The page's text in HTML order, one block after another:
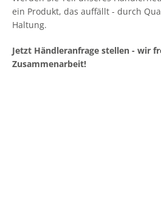
ein Produkt, das auffällt - durch
Haltung.
Jetzt Händleranfrage stellen - wir
Zusammenarbeit!